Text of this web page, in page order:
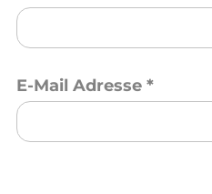
E-Mail Adresse *